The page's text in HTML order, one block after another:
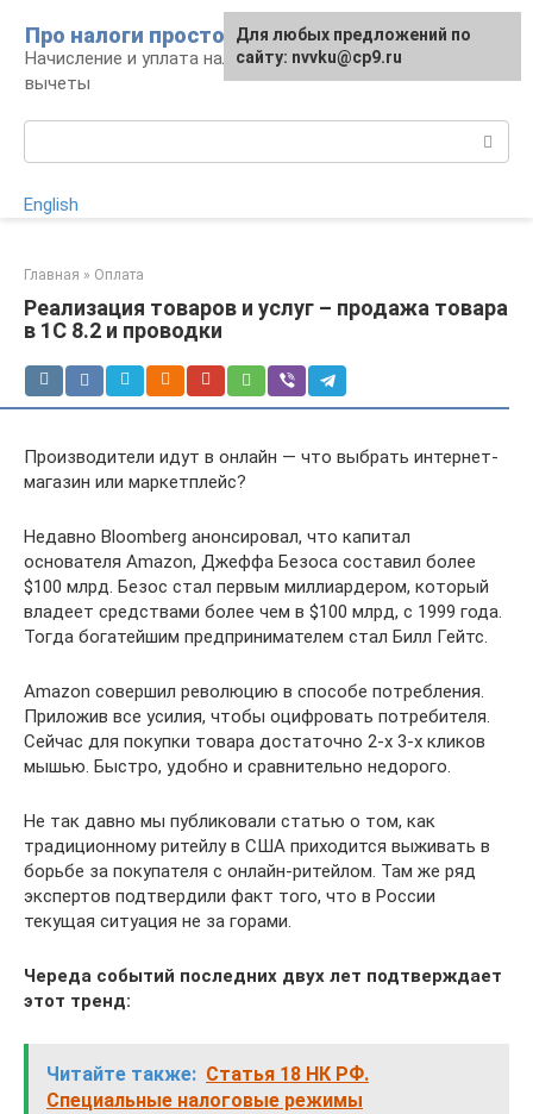
контенту
Про налоги просто
Начисление и уплата налогов, налоговые
вычеты
English
Главная » Оплата
Реализация товаров и услуг – продажа товара
в 1С 8.2 и проводки
Производители идут в онлайн — что выбрать интернет-
магазин или маркетплейс?
Недавно Bloomberg анонсировал, что капитал
основателя Amazon, Джеффа Безоса составил более
$100 млрд. Безос стал первым миллиардером, который
владеет средствами более чем в $100 млрд, с 1999 года.
Тогда богатейшим предпринимателем стал Билл Гейтс.
Amazon совершил революцию в способе потребления.
Приложив все усилия, чтобы оцифровать потребителя.
Сейчас для покупки товара достаточно 2-х 3-х кликов
мышью. Быстро, удобно и сравнительно недорого.
Не так давно мы публиковали статью о том, как
традиционному ритейлу в США приходится выживать в
борьбе за покупателя с онлайн-ритейлом. Там же ряд
экспертов подтвердили факт того, что в России
текущая ситуация не за горами.
Череда событий последних двух лет подтверждает
этот тренд:
Читайте также: Статья 18 НК РФ.
Специальные налоговые режимы
Для любых предложений по
сайту: nvvku@cp9.ru